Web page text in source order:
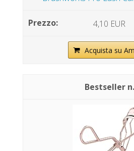
4,10 EUR
Acquista su